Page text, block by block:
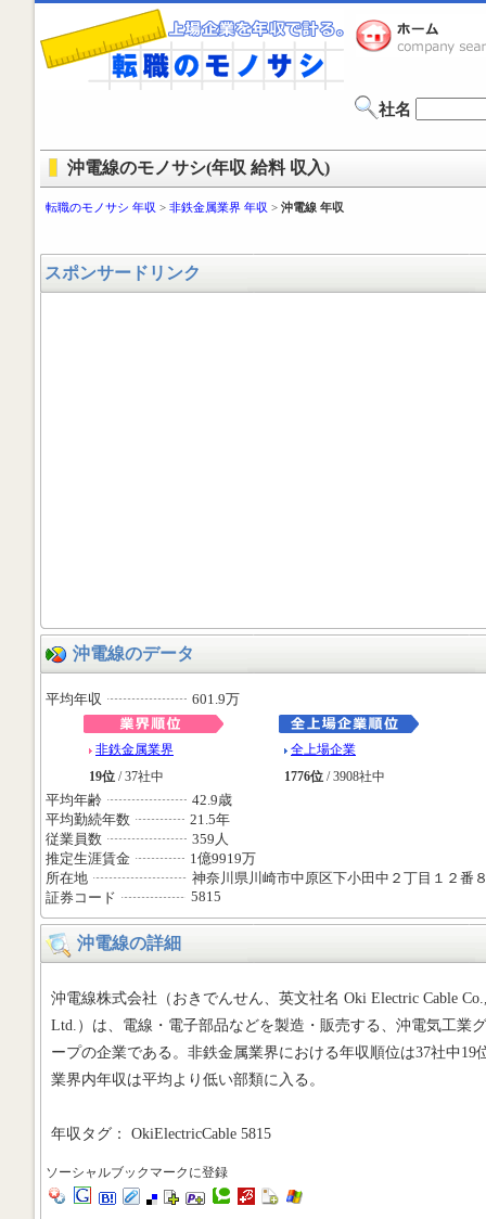
社名
沖電線のモノサシ(年収 給料 収入)
転職のモノサシ 年収 > 非鉄金属業界 年収 > 沖電線 年収
スポンサードリンク
沖電線のデータ
平均年収 601.9万
非鉄金属業界
19位 / 37社中
全上場企業
1776位 / 3908社中
平均年齢
42.9歳
平均勤続年数
21.5年
従業員数
359人
推定生涯賃金
1億9919万
所在地
神奈川県川崎市中原区下小田中２丁目１２番
証券コード
5815
沖電線の詳細
沖電線株式会社（おきでんせん、英文社名 Oki Electric Cable
Ltd.）は、電線・電子部品などを製造・販売する、沖電気工業
ープの企業である。非鉄金属業界における年収順位は37社中19
業界内年収は平均より低い部類に入る。
年収タグ： OkiElectricCable 5815
ソーシャルブックマークに登録